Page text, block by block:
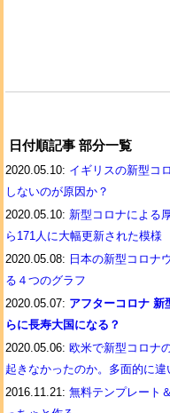
日付順記事 部分一覧
2020.05.10: イギリスの新型コ
しないのが原因か？
2020.05.10: 新型コロナによる
ら171人に大幅更新された模様
2020.05.08: 日本の新型コロナ
る４つのグラフ
2020.05.07: アフターコロナ 新
らに長寿大国になる？
2020.05.06: 欧米で新型コロナ
起きなかったのか。多面的に違
2016.11.21: 無料テンプレート